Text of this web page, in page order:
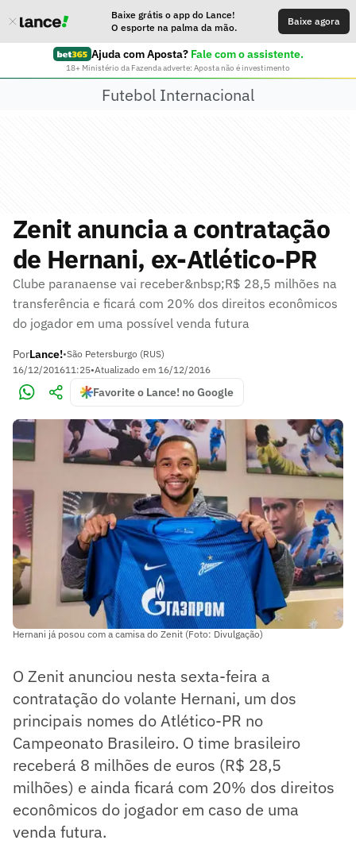
Baixe grátis o app do Lance!
O esporte na palma da mão.
Baixe agora
Ajuda com Aposta? Fale com o assistente.
18+ Ministério da Fazenda adverte: Aposta não é investimento
Futebol Internacional
Zenit anuncia a contratação
de Hernani, ex-Atlético-PR
Clube paranaense vai receber&nbsp;R$ 28,5 milhões na
transferência e ficará com 20% dos direitos econômicos
do jogador em uma possível venda futura
PorLance!•São Petersburgo (RUS)
16/12/201611:25•Atualizado em 16/12/2016
Favorite o Lance! no Google
Hernani já posou com a camisa do Zenit (Foto: Divulgação)
O Zenit anunciou nesta sexta-feira a
contratação do volante Hernani, um dos
principais nomes do Atlético-PR no
Campeonato Brasileiro. O time brasileiro
receberá 8 milhões de euros (R$ 28,5
milhões) e ainda ficará com 20% dos direitos
econômicos do jogador em caso de uma
venda futura.